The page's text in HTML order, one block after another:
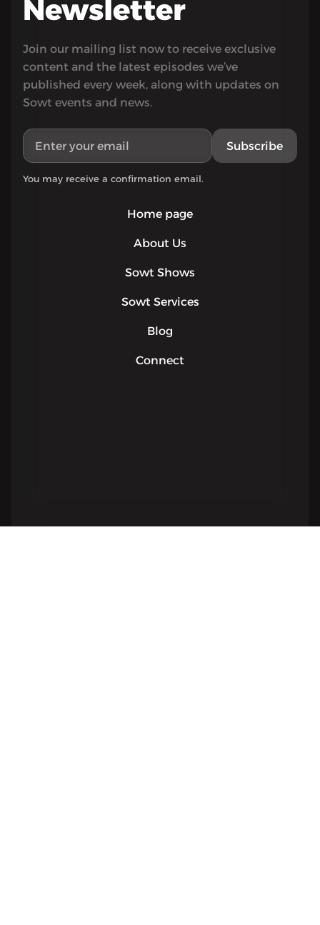
Home page
About Us
Sowt Shows
Sowt Services
Blog
Connect
Newsletter
Join our mailing list now to receive exclusive
content and the latest episodes we’ve
published every week, along with updates on
Sowt events and news.
Subscribe
You may receive a confirmation email.